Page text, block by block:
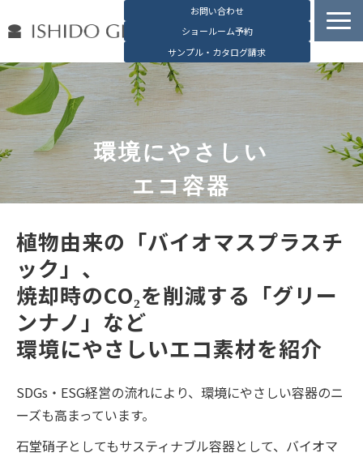
お問い合わせ
ショールーム予約
サンプル・カタログ請求
容器検索
デジタルカタログ
石堂硝子の特長
石堂硝子が選ばれる理由
お役立ち資料
会社概要
環境にやさしい
エコ容器
植物由来の「バイオマスプラスチ
ック」、
焼却時のCO₂を削減する「グリー
ンナノ」など
環境にやさしいエコ素材を紹介
SDGs・ESG経営の流れにより、環境にやさしい容器のニ
ーズも高まっています。
石堂硝子としてもサスティナブル容器として、バイオマ